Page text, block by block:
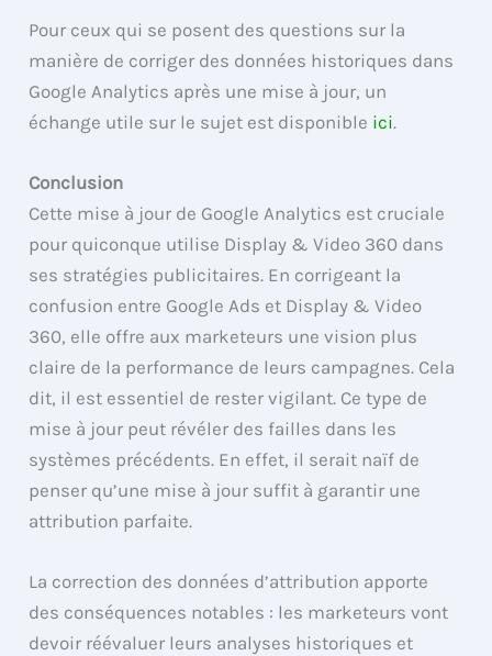
Pour ceux qui se posent des questions sur la
manière de corriger des données historiques dans
Google Analytics après une mise à jour, un
échange utile sur le sujet est disponible ici.
Conclusion
Cette mise à jour de Google Analytics est cruciale
pour quiconque utilise Display & Video 360 dans
ses stratégies publicitaires. En corrigeant la
confusion entre Google Ads et Display & Video
360, elle offre aux marketeurs une vision plus
claire de la performance de leurs campagnes. Cela
dit, il est essentiel de rester vigilant. Ce type de
mise à jour peut révéler des failles dans les
systèmes précédents. En effet, il serait naïf de
penser qu’une mise à jour suffit à garantir une
attribution parfaite.
La correction des données d’attribution apporte
des conséquences notables : les marketeurs vont
devoir réévaluer leurs analyses historiques et